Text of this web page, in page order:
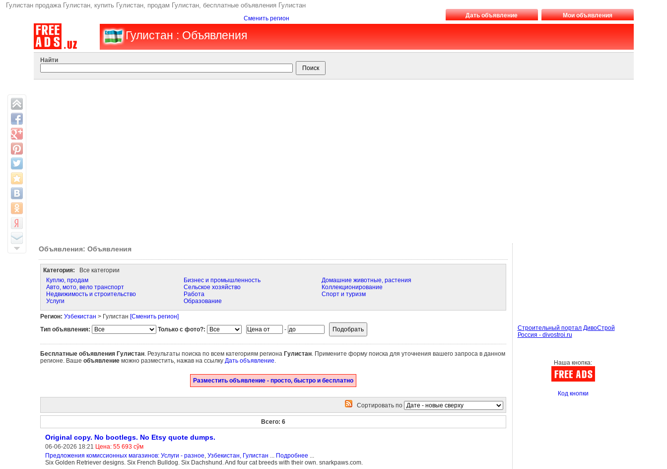
Гулистан продажа Гулистан, купить Гулистан, продам Гулистан, бесплатные объявления Гулистан
Сменить регион Дать объявление Мои объявления
Гулистан : Объявления
Найти
Объявления: Объявления
Категория: Все категории
Куплю, продам
Авто, мото, вело транспорт
Недвижимость и строительство
Услуги
Бизнес и промышленность
Сельское хозяйство
Работа
Образование
Домашние животные, растения
Коллекционирование
Спорт и туризм
Регион: Узбекистан > Гулистан [Сменить регион]
Тип объявления:
Только с фото?: -
Бесплатные объявления Гулистан. Результаты поиска по всем категориям региона Гулистан. Примените форму поиска для уточнения вашего запроса в данном
регионе. Ваше объявлениеможно разместить, нажав на ссылку Дать объявление.
Разместить объявление - просто, быстро и бесплатно
Сортировать по
Всего: 6
Original copy. No bootlegs. No Etsy quote dumps.
06-06-2026 18:21 Цена: 55 693 сўм
Предложения комиссионных магазинов: Услуги - разное, Узбекистан, Гулистан ... Подробнее ...
Six Golden Retriever designs. Six French Bulldog. Six Dachshund. And four cat breeds with their own. snarkpaws.com.
Строительный портал ДивоСтрой
Россия - divostroi.ru
Наша кнопка:
Код кнопки